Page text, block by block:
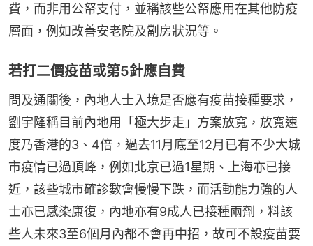
費，而非用公帑支付，並稱該些公帑應用在其他防疫
層面，例如改善安老院及劏房狀況等。
若打二價疫苗或第5針應自費
問及通關後，內地人士入境是否應有疫苗接種要求，
劉宇隆稱目前內地用「極大步走」方案放寬，放寬速
度乃香港的3、4倍，過去11月底至12月已有不少大城
市疫情已過頂峰，例如北京已過1星期、上海亦已接
近，該些城市確診數會慢慢下跌，而活動能力強的人
士亦已感染康復，內地亦有9成人已接種兩劑，料該
些人未來3至6個月內都不會再中招，故可不設疫苗要